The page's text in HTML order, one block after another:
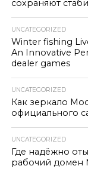
сохраняют
UNCATEGORIZED
Winter fishing
An Innovative
dealer games
UNCATEGORIZED
Как зеркало
официального
UNCATEGORIZED
Где надёжно
рабочий домен